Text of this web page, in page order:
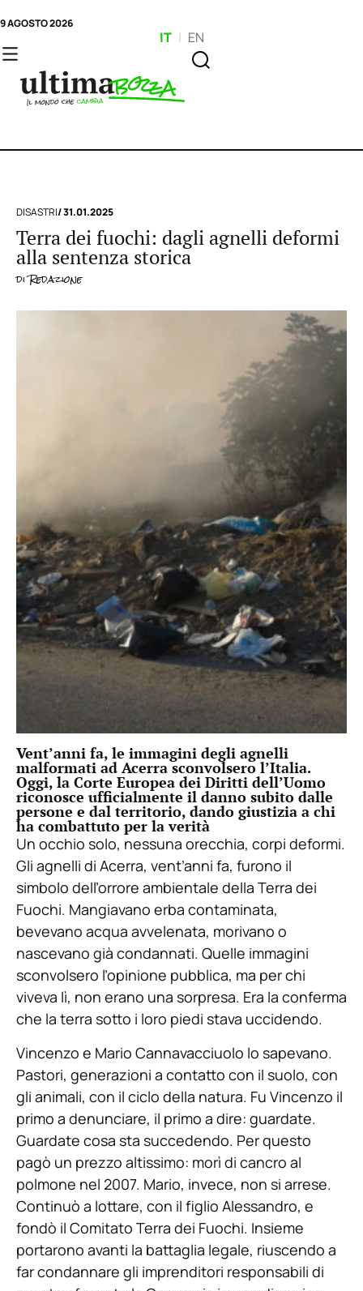
9 AGOSTO 2026
IT | EN
DISASTRI/ 31.01.2025
Terra dei fuochi: dagli agnelli deformi
alla sentenza storica
diRedazione
Vent’anni fa, le immagini degli agnelli
malformati ad Acerra sconvolsero l’Italia.
Oggi, la Corte Europea dei Diritti dell’Uomo
riconosce ufficialmente il danno subito dalle
persone e dal territorio, dando giustizia a chi
ha combattuto per la verità
Un occhio solo, nessuna orecchia, corpi deformi.
Gli agnelli di Acerra, vent’anni fa, furono il
simbolo dell’orrore ambientale della Terra dei
Fuochi. Mangiavano erba contaminata,
bevevano acqua avvelenata, morivano o
nascevano già condannati. Quelle immagini
sconvolsero l’opinione pubblica, ma per chi
viveva lì, non erano una sorpresa. Era la conferma
che la terra sotto i loro piedi stava uccidendo.
Vincenzo e Mario Cannavacciuolo lo sapevano.
Pastori, generazioni a contatto con il suolo, con
gli animali, con il ciclo della natura. Fu Vincenzo il
primo a denunciare, il primo a dire: guardate.
Guardate cosa sta succedendo. Per questo
pagò un prezzo altissimo: morì di cancro al
polmone nel 2007. Mario, invece, non si arrese.
Continuò a lottare, con il figlio Alessandro, e
fondò il Comitato Terra dei Fuochi. Insieme
portarono avanti la battaglia legale, riuscendo a
far condannare gli imprenditori responsabili di